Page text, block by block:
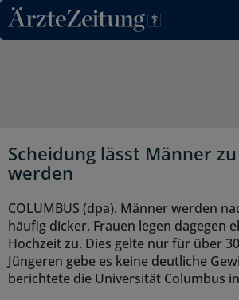
Direkt zum Inhaltsbereich
Scheidung lässt Männer
werden
COLUMBUS (dpa). Männer werden
häufig dicker. Frauen legen dagegen
Hochzeit zu. Dies gelte nur für über
Jüngeren gebe es keine deutliche
berichtete die Universität Columbus